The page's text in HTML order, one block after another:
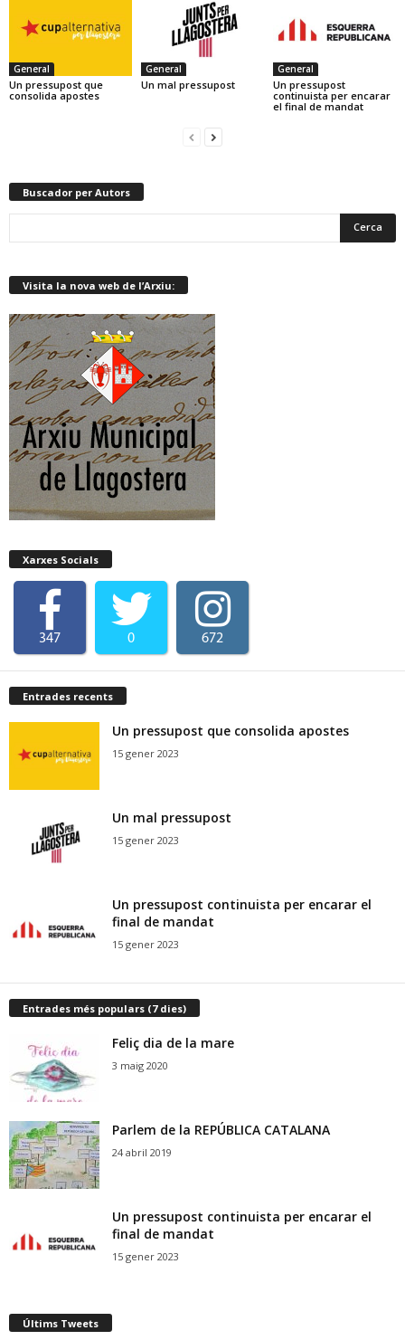
General
Un pressupost que
consolida apostes
General
Un mal pressupost
General
Un pressupost
continuista per encarar
el final de mandat
Buscador per Autors
Visita la nova web de l’Arxiu:
Xarxes Socials
347 0 672
Entrades recents
Un pressupost que consolida apostes
15 gener 2023
Un mal pressupost
15 gener 2023
Un pressupost continuista per encarar el
final de mandat
15 gener 2023
Entrades més populars (7 dies)
Feliç dia de la mare
3 maig 2020
Parlem de la REPÚBLICA CATALANA
24 abril 2019
Un pressupost continuista per encarar el
final de mandat
15 gener 2023
Últims Tweets